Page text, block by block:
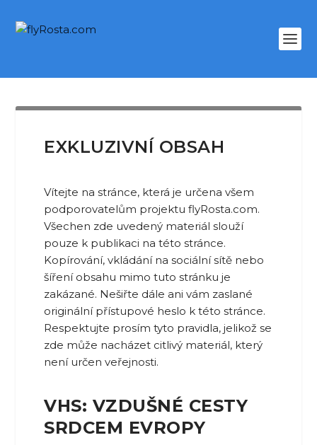
EXKLUZIVNÍ OBSAH
Vítejte na stránce, která je určena všem
podporovatelům projektu flyRosta.com.
Všechen zde uvedený materiál slouží
pouze k publikaci na této stránce.
Kopírování, vkládání na sociální sítě nebo
šíření obsahu mimo tuto stránku je
zakázané. Nešiřte dále ani vám zaslané
originální přístupové heslo k této stránce.
Respektujte prosím tyto pravidla, jelikož se
zde může nacházet citlivý materiál, který
není určen veřejnosti.
VHS: VZDUŠNÉ CESTY
SRDCEM EVROPY